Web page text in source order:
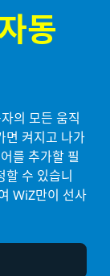
동
의 모든 움직
면 켜지고 나가
를 추가할 필
수 있습니
WiZ만이 선사